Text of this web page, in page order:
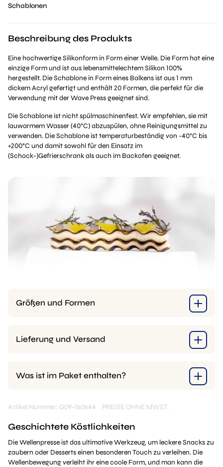
Schablonen
Beschreibung des Produkts
Eine hochwertige Silikonform in Form einer Welle. Die Form hat eine
einzige Form und ist aus lebensmittelechtem Silikon 100%
hergestellt. Die Schablone in Form eines Balkens ist aus 1 mm
dickem Acryl gefertigt und enthält 20 Formen, die perfekt für die
Verwendung mit der Wave Press geeignet sind.
Die Schablone ist nicht spülmaschinenfest. Wir empfehlen, sie mit
lauwarmem Wasser (40°C) abzuspülen, ohne Reinigungsmittel zu
verwenden. Die Schablone ist temperaturbeständig von -40°C bis
+200°C und damit sowohl für den Einsatz im
(Schock-)Gefrierschrank als auch im Backofen geeignet.
Größen und Formen
Lieferung und Versand
Was ist im Paket enthalten?
Artikel Nummer: G09-160644 PREISE OHNE MWST.
Geschichtete Köstlichkeiten
Die Wellenpresse ist das ultimative Werkzeug, um leckere Snacks zu
zaubern oder Desserts einen besonderen Touch zu verleihen. Die
Wellenbewegung verleiht ihr eine coole Form, und man kann die